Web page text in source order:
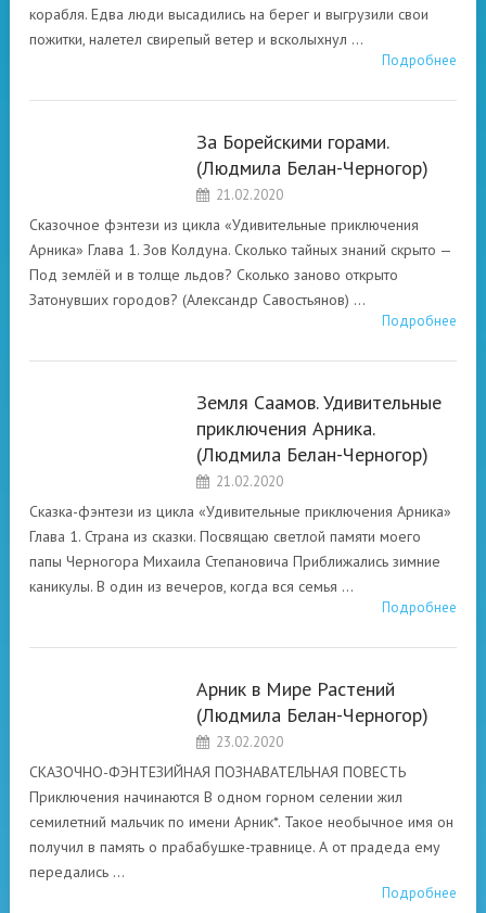
корабля. Едва люди высадились на берег и выгрузили свои
пожитки, налетел свирепый ветер и всколыхнул …
Подробнее
АРНИКА»
ЛЮДМИЛА БЕЛАН-
ЧЕРНОГОР
За Борейскими горами.
(Людмила Белан-Черногор)
21.02.2020
Сказочное фэнтези из цикла «Удивительные приключения
Арника» Глава 1. Зов Колдуна. Сколько тайных знаний скрыто —
Под землёй и в толще льдов? Сколько заново открыто
Затонувших городов? (Александр Савостьянов) …
Подробнее
ЛЮДМИЛА БЕЛАН-
ЧЕРНОГОР
Земля Саамов. Удивительные
приключения Арника.
(Людмила Белан-Черногор)
21.02.2020
Сказка-фэнтези из цикла «Удивительные приключения Арника»
Глава 1. Страна из сказки. Посвящаю светлой памяти моего
папы Черногора Михаила Степановича Приближались зимние
каникулы. В один из вечеров, когда вся семья …
Подробнее
АРНИКА»
ЛЮДМИЛА БЕЛАН-
ЧЕРНОГОР
Арник в Мире Растений
(Людмила Белан-Черногор)
23.02.2020
СКАЗОЧНО-ФЭНТЕЗИЙНАЯ ПОЗНАВАТЕЛЬНАЯ ПОВЕСТЬ
Приключения начинаются В одном горном селении жил
семилетний мальчик по имени Арник*. Такое необычное имя он
получил в память о прабабушке-травнице. А от прадеда ему
передались …
Подробнее